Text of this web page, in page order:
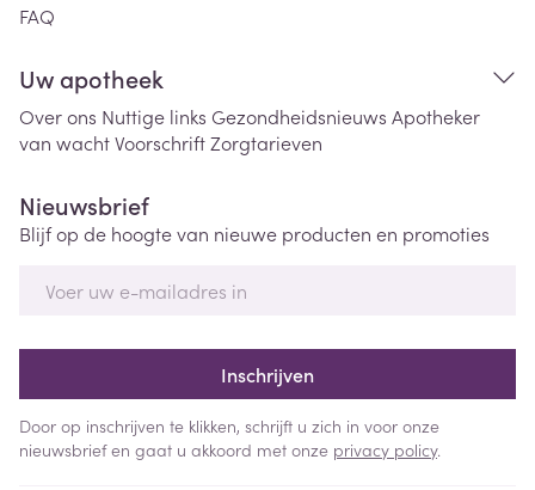
FAQ
Uw apotheek
Over ons Nuttige links Gezondheidsnieuws Apotheker
van wachtVoorschriftZorgtarieven
Nieuwsbrief
Blijf op de hoogte van nieuwe producten en promoties
Inschrijven
Door op inschrijven te klikken, schrijft u zich in voor onze
nieuwsbrief en gaat u akkoord met onze privacy policy.